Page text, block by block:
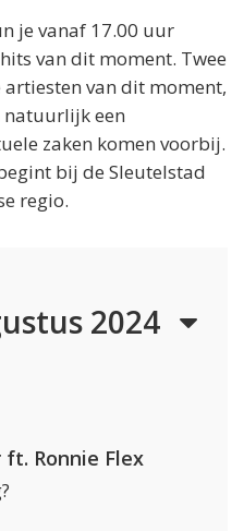
je vanaf 17.00 uur
van dit moment. Twee
van dit moment,
natuurlijk een
zaken komen voorbij.
bij de Sleutelstad
regio.
2024
ft. Ronnie Flex